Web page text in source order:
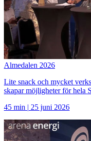
Almedalen 2026
Lite snack och mycket
skapar möjligheter för hela
45 min | 25 juni 2026